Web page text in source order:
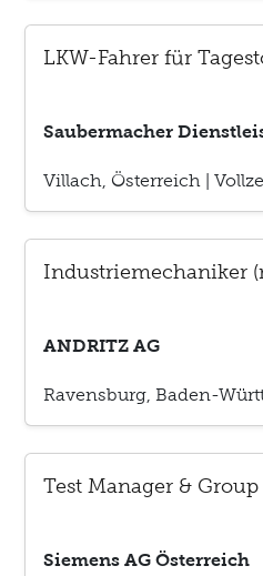
LKW-Fahrer für
Saubermacher
Villach, Österreich |
Industriemechaniker
ANDRITZ AG
Ravensburg, Baden-
Test Manager &
Siemens AG Österreich